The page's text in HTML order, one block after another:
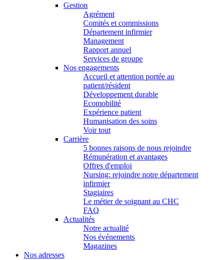
Gestion
Agrément
Comités et commissions
Département infirmier
Management
Rapport annuel
Services de groupe
Nos engagements
Accueil et attention portée au
patient/résident
Développement durable
Ecomobilité
Expérience patient
Humanisation des soins
Voir tout
Carrière
5 bonnes raisons de nous rejoindre
Rémunération et avantages
Offres d'emploi
Nursing: rejoindre notre département
infirmier
Stagiaires
Le métier de soignant au CHC
FAQ
Actualités
Notre actualité
Nos événements
Magazines
Nos adresses